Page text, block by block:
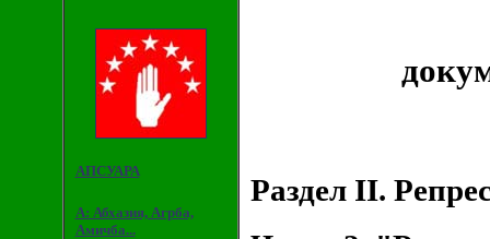
АПСУАРА
А: Абхазия, Агрба,
Амичба...
Раздел II.